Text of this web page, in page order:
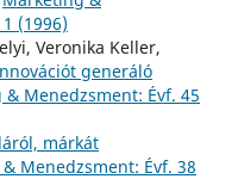
(1996)
Veronika Keller,
generáló
Menedzsment: Évf. 45
márkát
Menedzsment: Évf. 38